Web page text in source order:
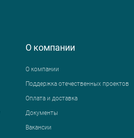
О компании
О компании
Поддержка отечественных проектов
Оплата и доставка
Документы
Вакансии